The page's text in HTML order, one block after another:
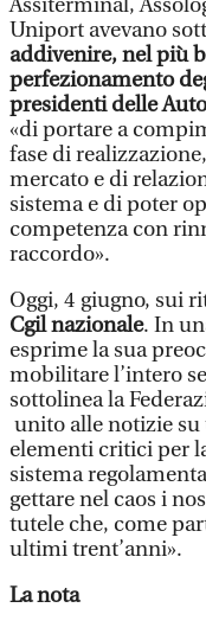
Assiterminal,
Uniport avevano
addivenire, nel più
perfezionamento
presidenti delle
«di portare a
fase di
mercato e di
sistema e di poter
competenza con
raccordo».
Oggi, 4 giugno, sui
Cgil nazionale. In
esprime la sua
mobilitare l’intero
sottolinea la
unito alle notizie
elementi critici per
sistema
gettare nel caos i
tutele che, come
ultimi trent’anni».
La nota